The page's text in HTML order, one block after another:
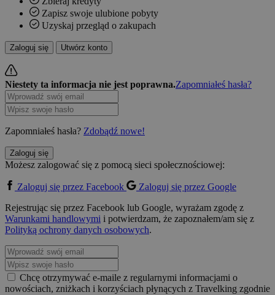
Zapisz swoje ulubione pobyty
Uzyskaj przegląd o zakupach
Zaloguj się Utwórz konto
Niestety ta informacja nie jest poprawna.Zapomniałeś hasła?
Zapomniałeś hasła? Zdobądź nowe!
Zaloguj się
Możesz zalogować się z pomocą sieci społecznościowej:
Zaloguj się przez Facebook
Zaloguj się przez Google
Rejestrując się przez Facebook lub Google, wyrażam zgodę z
Warunkami handlowymi i potwierdzam, że zapoznałem/am się z
Polityką ochrony danych osobowych.
Chcę otrzymywać e-maile z regularnymi informacjami o
nowościach, zniżkach i korzyściach płynących z Travelking zgodnie